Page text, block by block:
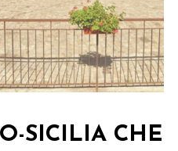
SICILIA CHE